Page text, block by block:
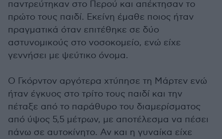
παντρεύτηκαν στο Περού και απέκτησαν το
πρώτο τους παιδί. Εκείνη έμαθε ποιος ήταν
πραγματικά όταν επιτέθηκε σε δύο
αστυνομικούς στο νοσοκομείο, ενώ είχε
γεννήσει με ψεύτικο όνομα.
Ο Γκόρντον αργότερα χτύπησε τη Μάρτεν ενώ
ήταν έγκυος στο τρίτο τους παιδί και την
πέταξε από το παράθυρο του διαμερίσματος
από ύψος 5,5 μέτρων, με αποτέλεσμα να πέσει
πάνω σε αυτοκίνητο. Αν και η γυναίκα είχε